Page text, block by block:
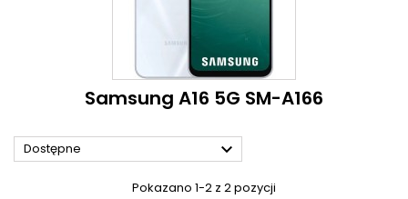
Samsung A16 5G SM-A166
Dostępne 
Pokazano 1-2 z 2 pozycji